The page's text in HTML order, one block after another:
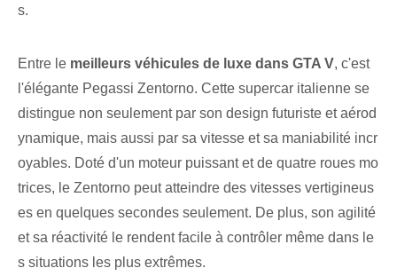
s.
Entre le meilleurs véhicules de luxe dans GTA ‌V, c'est
l'élégante Pegassi ⁣Zentorno. Cette supercar italienne se
distingue non seulement par son design futuriste et aérod
ynamique, mais aussi par sa vitesse et sa maniabilité incr
oyables. Doté d'un moteur puissant et de quatre roues mo
trices, le Zentorno⁢ peut atteindre des vitesses vertigineus
es en quelques secondes seulement. De plus, son agilité
et sa réactivité le rendent facile à contrôler même dans le
s situations les plus extrêmes.